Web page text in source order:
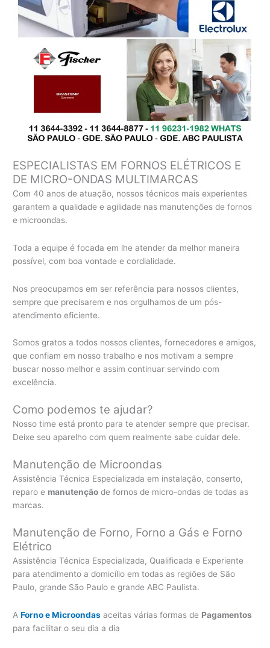
ESPECIALISTAS EM FORNOS ELÉTRICOS E
DE MICRO-ONDAS MULTIMARCAS
Com 40 anos de atuação, nossos técnicos mais experientes
garantem a qualidade e agilidade nas manutenções de fornos
e microondas.
Toda a equipe é focada em lhe atender da melhor maneira
possível, com boa vontade e cordialidade.
Nos preocupamos em ser referência para nossos clientes,
sempre que precisarem e nos orgulhamos de um pós-
atendimento eficiente.
Somos gratos a todos nossos clientes, fornecedores e amigos,
que confiam em nosso trabalho e nos motivam a sempre
buscar nosso melhor e assim continuar servindo com
excelência.
Como podemos te ajudar?
Nosso time está pronto para te atender sempre que precisar.
Deixe seu aparelho com quem realmente sabe cuidar dele.
Manutenção de Microondas
Assistência Técnica Especializada em instalação, conserto,
reparo e manutenção de fornos de micro-ondas de todas as
marcas.
Manutenção de Forno, Forno a Gás e Forno
Elétrico
Assistência Técnica Especializada, Qualificada e Experiente
para atendimento a domicílio em todas as regiões de São
Paulo, grande São Paulo e grande ABC Paulista.
AForno e Microondas aceitas várias formas de Pagamentos
para facilitar o seu dia a dia